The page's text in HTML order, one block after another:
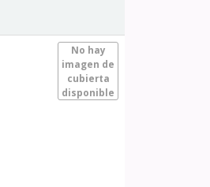
No hay
imagen de
cubierta
disponible